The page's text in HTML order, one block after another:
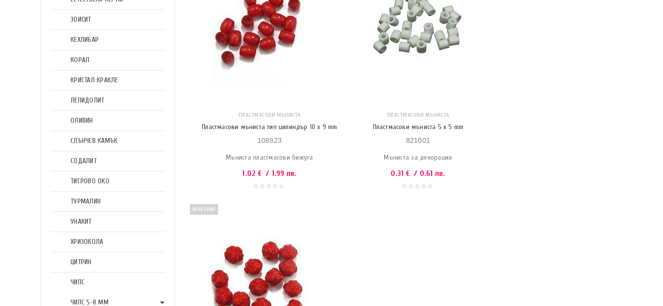
ЗОИСИТ
КЕХЛИБАР
КОРАЛ
КРИСТАЛ КРАКЛЕ
ЛЕПИДОЛИТ
ОЛИВИН
СЛЪНЧЕВ КАМЪК
СОДАЛИТ
ТИГРОВО ОКО
ТУРМАЛИН
УНАКИТ
ХРИЗОКОЛА
ЦИТРИН
ЧИПС
ЧИПС 5-8 ММ
ПЛАСТМАСОВИ МЪНИСТА
Пластмасови мъниста тип цилиндър 10 x 9 mm
108923
Мъниста пластмасови бижута
1.02 € / 1.99 лв.
ПЛАСТМАСОВИ МЪНИСТА
Пластмасови мъниста 5 x 5 mm
821001
Мъниста за декорация
0.31 € / 0.61 лв.
ИЗЧЕРПАН